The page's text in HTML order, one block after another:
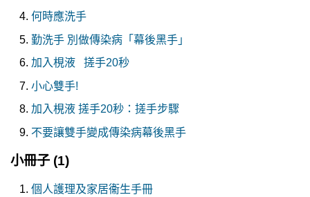
何時應洗手
勤洗手 別做傳染病「幕後黑手」
加入梘液 搓手20秒
小心雙手!
加入梘液 搓手20秒：搓手步驟
不要讓雙手變成傳染病幕後黑手
小冊子 (1)
個人護理及家居衞生手冊